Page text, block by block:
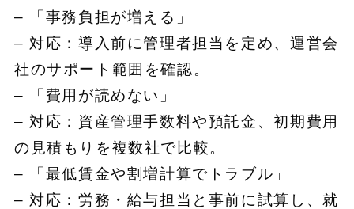
– 「事務負担が増える」
– 対応：導入前に管理者担当を定め、運営会
社のサポート範囲を確認。
– 「費用が読めない」
– 対応：資産管理手数料や預託金、初期費用
の見積もりを複数社で比較。
– 「最低賃金や割増計算でトラブル」
– 対応：労務・給与担当と事前に試算し、就